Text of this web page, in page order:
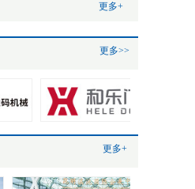
更多+
更多>>
更多+